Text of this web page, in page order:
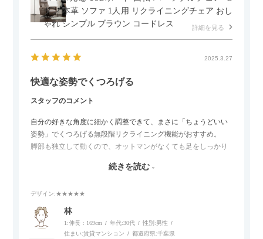
ダン 本革 ソファ 1人用 リクライニングチェア おし
ゃれ シンプル ブラウン コードレス
詳細を見る
2025.3.27
快適な姿勢でくつろげる
スタッフのコメント
自分の好きな角度に細かく調整できて、まさに「ちょうどいい
姿勢」でくつろげる無段階リクライニング機能がおすすめ。
脚部も独立して動くので、オットマンがなくても足をしっかり
スマホやタブレットを充電しながらリラックスできるのが嬉し
個人的にはコードレス＆充電式なので、コンセントの場所を気
にせず、好きな場所に置けるのが画期的に感じました。
続きを読む
デザイン:★★★★★
林
1:伸長：169cm 年代:30代 性別:男性
住まい:賃貸マンション 都道府県:千葉県